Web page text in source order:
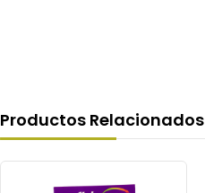
Productos Relacionados